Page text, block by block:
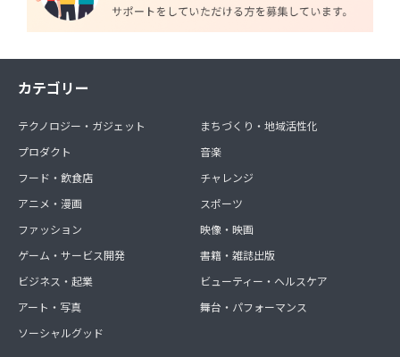
カテゴリー
テクノロジー・ガジェット
プロダクト
フード・飲食店
アニメ・漫画
ファッション
ゲーム・サービス開発
ビジネス・起業
アート・写真
ソーシャルグッド
まちづくり・地域活性化
音楽
チャレンジ
スポーツ
映像・映画
書籍・雑誌出版
ビューティー・ヘルスケア
舞台・パフォーマンス